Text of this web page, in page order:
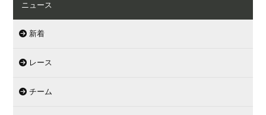
ニュース
新着
レース
チーム